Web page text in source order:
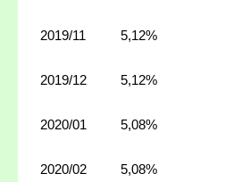
2019/11 5,12%
2019/12 5,12%
2020/01 5,08%
2020/02 5,08%